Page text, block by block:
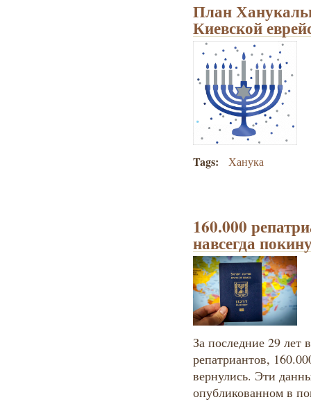
План
Киевской
Tags: Ханука
160.000
навсегда
За последние 29
репатриантов,
вернулись. Эти
опубликованном в